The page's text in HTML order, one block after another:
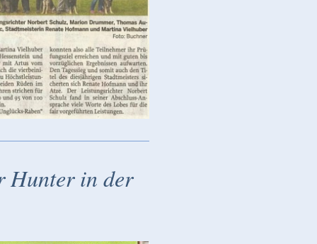
Hunter in der